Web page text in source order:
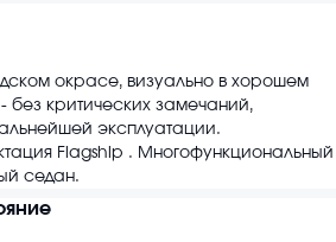
окрасе, визуально в хорошем
без критических замечаний,
эксплуатации.
Flagship . Многофункциональный
седан.